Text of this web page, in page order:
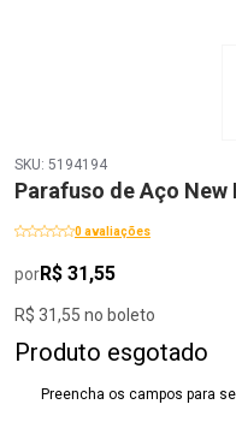
SKU: 5194194
Parafuso de Aço New
0 avaliações
porR$ 31,55
R$ 31,55 no boleto
Produto esgotado
Preencha os campos para